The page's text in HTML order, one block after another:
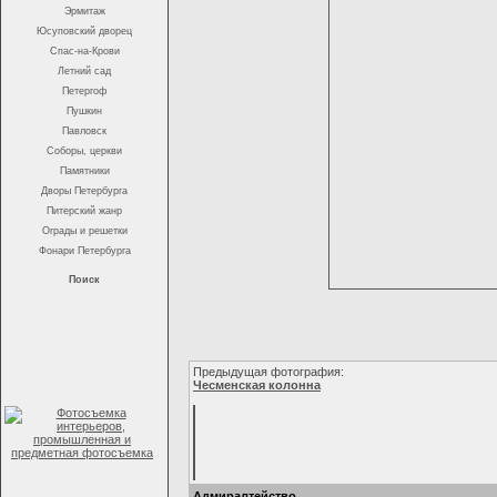
Эрмитаж
Юсуповский дворец
Спас-на-Крови
Летний сад
Петергоф
Пушкин
Павловск
Соборы, церкви
Памятники
Дворы Петербурга
Питерский жанр
Ограды и решетки
Фонари Петербурга
Поиск
Предыдущая фотография:
Чесменская колонна